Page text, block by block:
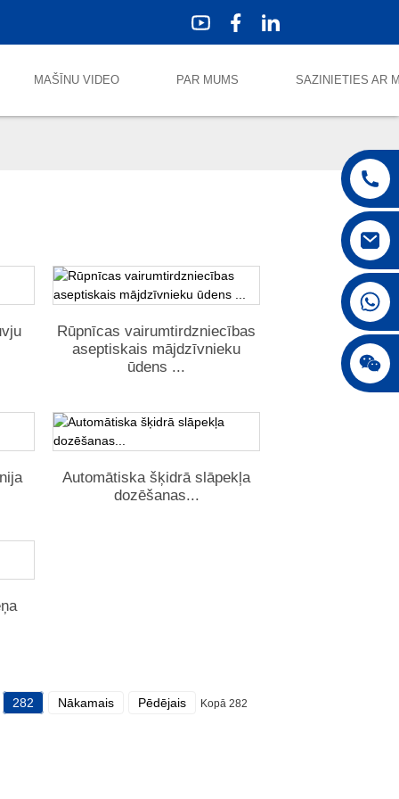
MAŠĪNU VIDEO PAR MUMS SAZINIETIES AR
Rūpnīcas vairumtirdzniecības
aseptiskais mājdzīvnieku
ūdens ...
Automātiska šķidrā slāpekļa
dozēšanas...
282 Nākamais Pēdējais Kopā 282